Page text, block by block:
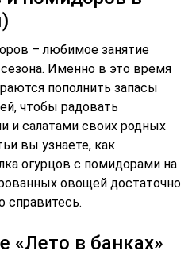
– любимое занятие
Именно в это время
пополнить запасы
чтобы радовать
и салатами своих родных
вы узнаете, как
огурцов с помидорами на
овощей достаточно
справитесь.
«Лето в банках»